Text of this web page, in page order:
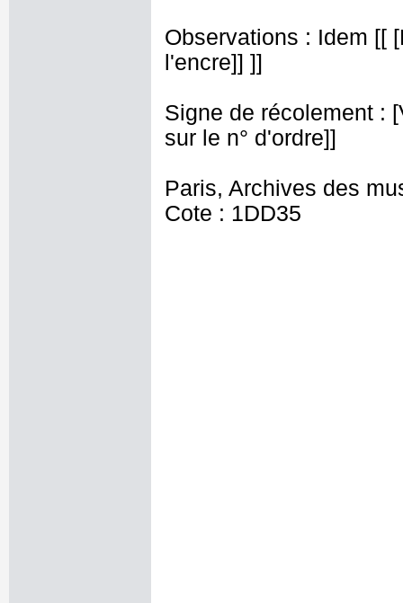
Observations : Idem [[
l'encre]] ]]
Signe de récolement :
sur le n° d'ordre]]
Paris, Archives des
Cote : 1DD35